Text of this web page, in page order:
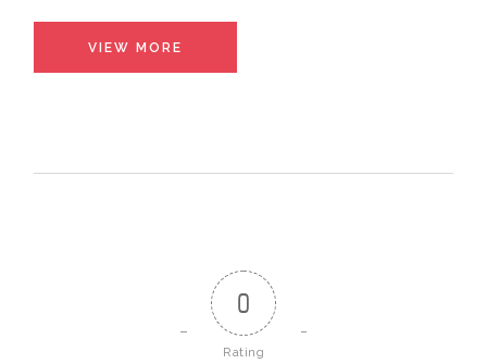
VIEW MORE
0
Rating